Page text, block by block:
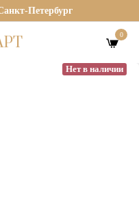
Петербург
0
Нет в наличии